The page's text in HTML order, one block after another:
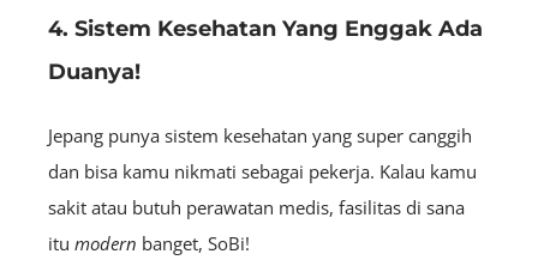
4. Sistem Kesehatan Yang Enggak Ada
Duanya!
Jepang punya sistem kesehatan yang super canggih
dan bisa kamu nikmati sebagai pekerja. Kalau kamu
sakit atau butuh perawatan medis, fasilitas di sana
itu modern banget, SoBi!